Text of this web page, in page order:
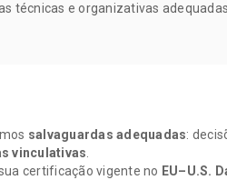
técnicas e organizativas
salvaguardas adequadas:
vinculativas.
certificação vigente no EU–U.S.